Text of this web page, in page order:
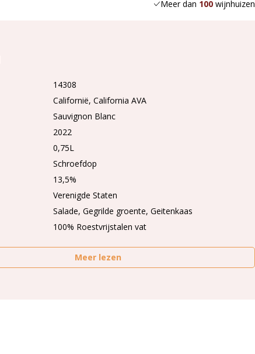
Meer dan 100wijnhuizen
14308
Californië California AVA
Sauvignon Blanc
2022
0,75L
Schroefdop
13,5%
Verenigde Staten
Salade, Gegrilde groente, Geitenkaas
100% Roestvrijstalen vat
Meer lezen